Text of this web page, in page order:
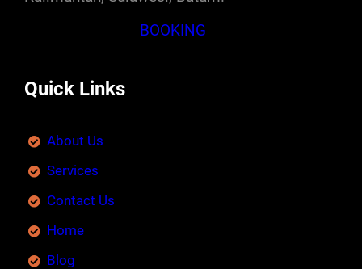
BOOKING
Quick Links
About Us
Services
Contact Us
Home
Blog